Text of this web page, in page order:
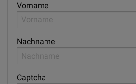
Vorname
Nachname
Captcha